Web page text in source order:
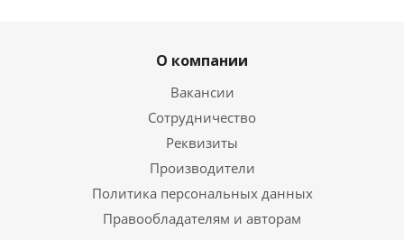
О компании
Вакансии
Сотрудничество
Реквизиты
Производители
Политика персональных данных
Правообладателям и авторам